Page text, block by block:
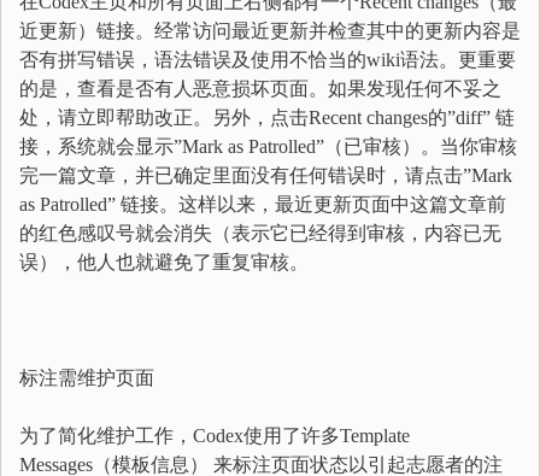
近更新）链接。经常访问最近更新并检查其中的更新内容是
否有拼写错误，语法错误及使用不恰当的wiki语法。更重要
的是，查看是否有人恶意损坏页面。如果发现任何不妥之
处，请立即帮助改正。另外，点击Recent changes的”diff” 链
接，系统就会显示”Mark as Patrolled”（已审核）。当你审核
完一篇文章，并已确定里面没有任何错误时，请点击”Mark
as Patrolled” 链接。这样以来，最近更新页面中这篇文章前
的红色感叹号就会消失（表示它已经得到审核，内容已无
误），他人也就避免了重复审核。
标注需维护页面
为了简化维护工作，Codex使用了许多Template
Messages（模板信息） 来标注页面状态以引起志愿者的注